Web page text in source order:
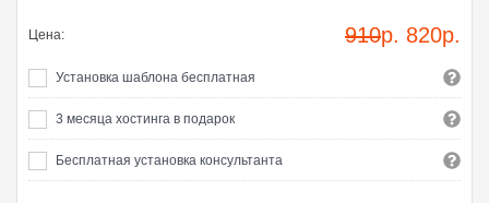
Цена: 910р. 820р.
Установка шаблона бесплатная
3 месяца хостинга в подарок
Бесплатная установка консультанта